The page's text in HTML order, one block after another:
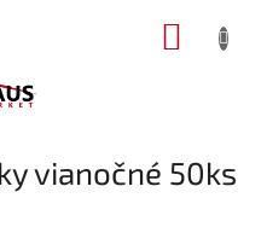
vianočné 50ks